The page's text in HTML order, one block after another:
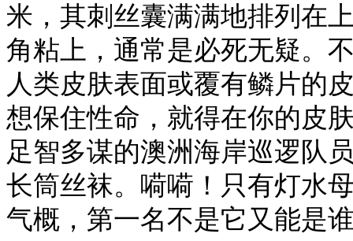
米，其刺丝囊满满地排列在
角粘上，通常是必死无疑。
人类皮肤表面或覆有鳞片的
想保住性命，就得在你的皮
足智多谋的澳洲海岸巡逻队
长筒丝袜。嗬嗬！只有灯水
气概，第一名不是它又能是